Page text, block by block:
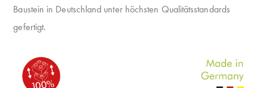
Baustein in Deutschland unter höchsten Qualitätsstandards
gefertigt.